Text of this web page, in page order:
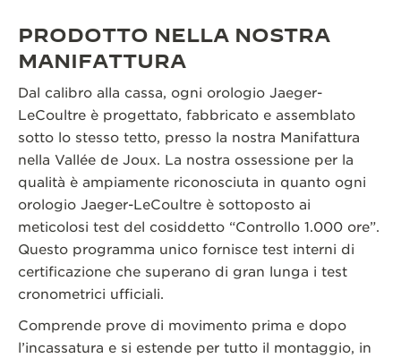
PRODOTTO NELLA NOSTRA
MANIFATTURA
Dal calibro alla cassa, ogni orologio Jaeger-
LeCoultre è progettato, fabbricato e assemblato
sotto lo stesso tetto, presso la nostra Manifattura
nella Vallée de Joux. La nostra ossessione per la
qualità è ampiamente riconosciuta in quanto ogni
orologio Jaeger-LeCoultre è sottoposto ai
meticolosi test del cosiddetto “Controllo 1.000 ore”.
Questo programma unico fornisce test interni di
certificazione che superano di gran lunga i test
cronometrici ufficiali.
Comprende prove di movimento prima e dopo
l’incassatura e si estende per tutto il montaggio, in